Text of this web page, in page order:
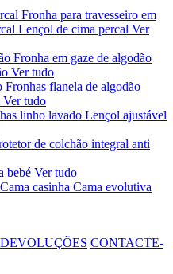
Fronha para travesseiro em
Lençol de cima percal Ver
Fronha em gaze de algodão
Ver tudo
Fronhas flanela de algodão
Ver tudo
linho lavado Lençol ajustável
de colchão integral anti
bebé Ver tudo
Cama casinha Cama evolutiva
CONTACTE-